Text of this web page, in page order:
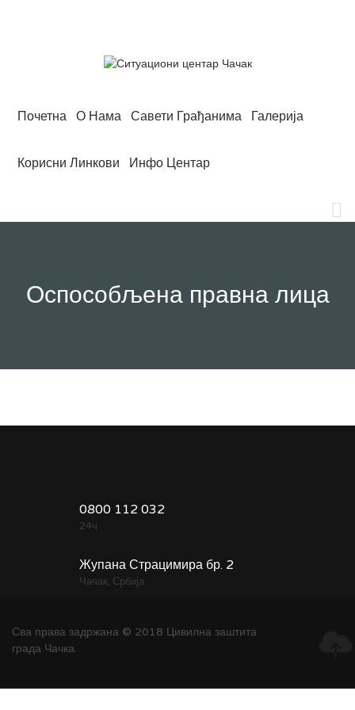
Почетна О Нама Савети Грађанима Галерија
Корисни Линкови Инфо Центар
Оспособљена правна лица
0800 112 032
24ч
Жупана Страцимира бр. 2
Чачак, Србија
Сва права задржана © 2018 Цивилна заштита
града Чачка.